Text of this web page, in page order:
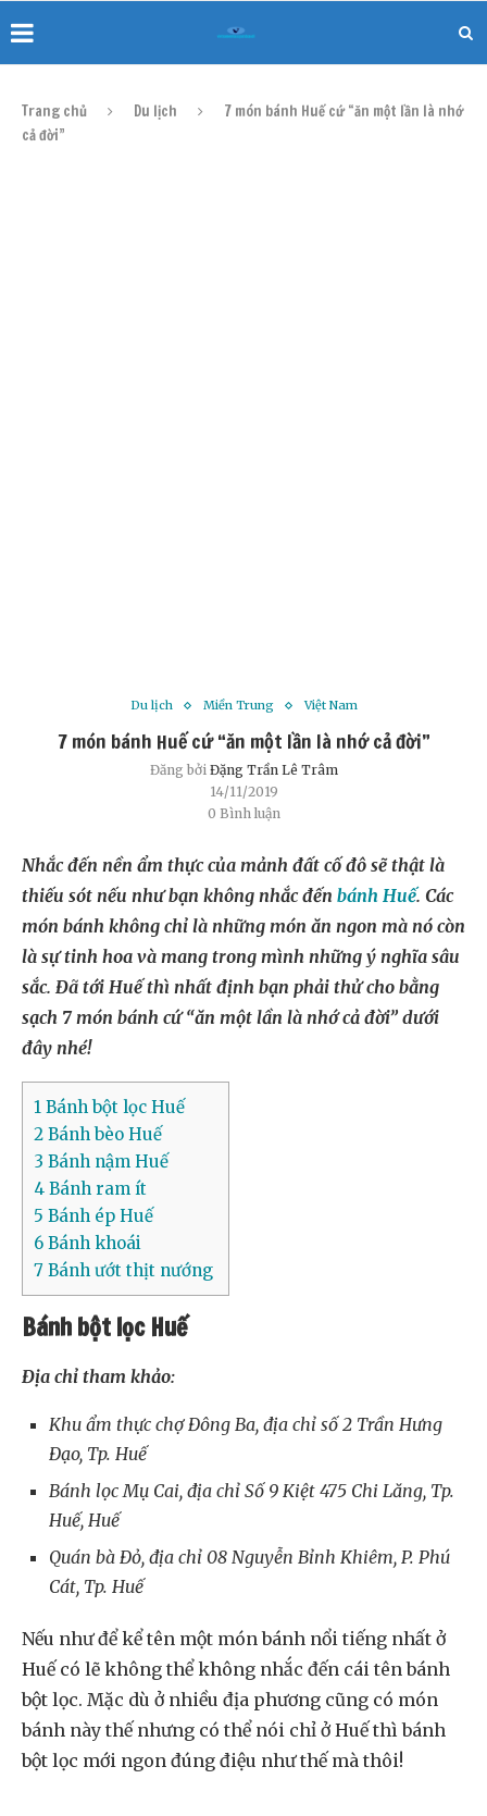
Trang chủ Du lịch
7 món bánh Huế cứ “ăn một lần là nhớ
cả đời”
Du lịch Miền Trung Việt Nam
7 món bánh Huế cứ “ăn một lần là nhớ cả đời”
Đăng bởi Đặng Trần Lê Trâm
14/11/2019
0 Bình luận
Nhắc đến nền ẩm thực của mảnh đất cố đô sẽ thật là
thiếu sót nếu như bạn không nhắc đến bánh Huế. Các
món bánh không chỉ là những món ăn ngon mà nó còn
là sự tinh hoa và mang trong mình những ý nghĩa sâu
sắc. Đã tới Huế thì nhất định bạn phải thử cho bằng
sạch 7 món bánh cứ “ăn một lần là nhớ cả đời” dưới
đây nhé!
1 Bánh bột lọc Huế
2 Bánh bèo Huế
3 Bánh nậm Huế
4 Bánh ram ít
5 Bánh ép Huế
6 Bánh khoái
7 Bánh ướt thịt nướng
Bánh bột lọc Huế
Địa chỉ tham khảo:
Khu ẩm thực chợ Đông Ba, địa chỉ số 2 Trần Hưng
Đạo, Tp. Huế
Bánh lọc Mụ Cai, địa chỉ Số 9 Kiệt 475 Chi Lăng, Tp.
Huế, Huế
Quán bà Đỏ, địa chỉ 08 Nguyễn Bỉnh Khiêm, P. Phú
Cát, Tp. Huế
Nếu như để kể tên một món bánh nổi tiếng nhất ở
Huế có lẽ không thể không nhắc đến cái tên bánh
bột lọc. Mặc dù ở nhiều địa phương cũng có món
bánh này thế nhưng có thể nói chỉ ở Huế thì bánh
bột lọc mới ngon đúng điệu như thế mà thôi!